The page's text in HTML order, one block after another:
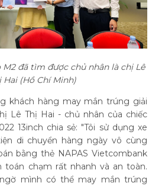
M2 đã tìm được chủ nhân là chị Lê
Hai (Hồ Chí Minh)
khách hàng may mắn trúng giải
Lê Thị Hai - chủ nhân của chiếc
13inch chia sẻ: "Tôi sử dụng xe
di chuyển hàng ngày vô cùng
bằng thẻ NAPAS Vietcombank
toán chạm rất nhanh và an toàn.
mình có thể may mắn trúng